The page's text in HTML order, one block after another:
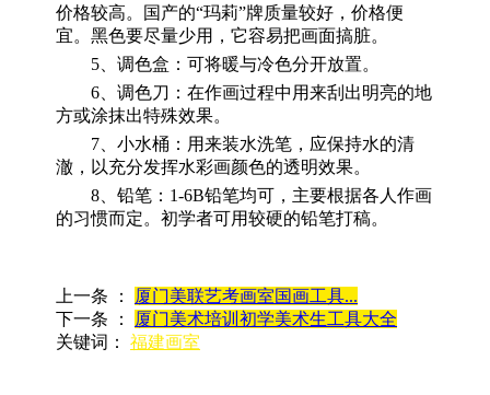
价格较高。国产的“玛莉”牌质量较好，价格便
宜。黑色要尽量少用，它容易把画面搞脏。
5、调色盒：可将暖与冷色分开放置。
6、调色刀：在作画过程中用来刮出明亮的地
方或涂抹出特殊效果。
7、小水桶：用来装水洗笔，应保持水的清
澈，以充分发挥水彩画颜色的透明效果。
8、铅笔：1-6B铅笔均可，主要根据各人作画
的习惯而定。初学者可用较硬的铅笔打稿。
上一条 ：
厦门美联艺考画室国画工具...
下一条 ：
厦门美术培训初学美术生工具大全
关键词： 福建画室